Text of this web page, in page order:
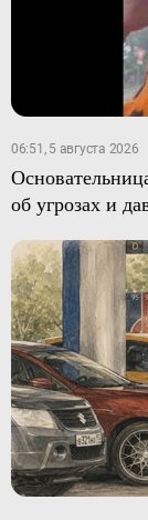
06:51, 5 августа 2026
об угрозах и